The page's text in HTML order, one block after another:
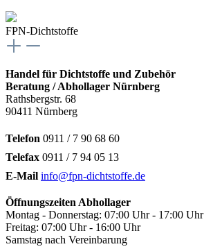
FPN-Dichtstoffe
Handel für Dichtstoffe und Zubehör
Beratung / Abhollager Nürnberg
Rathsbergstr. 68
90411 Nürnberg
Telefon 0911 / 7 90 68 60
Telefax 0911 / 7 94 05 13
E-Mail info@fpn-dichtstoffe.de
Öffnungszeiten Abhollager
Montag - Donnerstag: 07:00 Uhr - 17:00 Uhr
Freitag: 07:00 Uhr - 16:00 Uhr
Samstag nach Vereinbarung